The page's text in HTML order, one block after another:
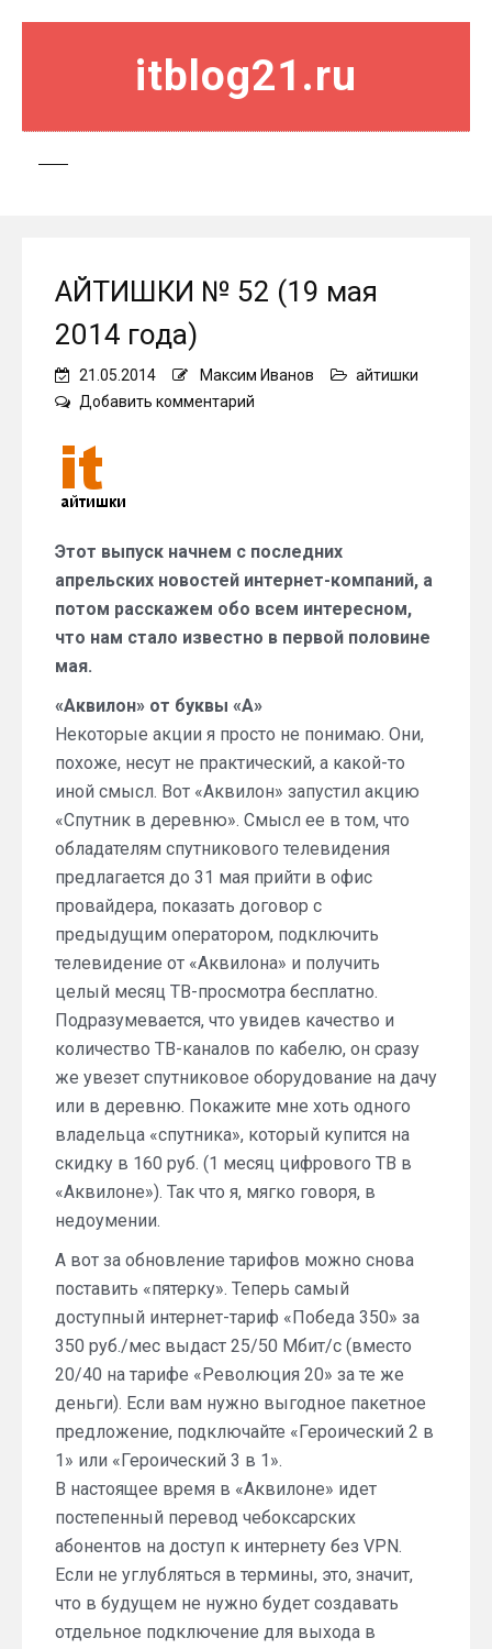
itblog21.ru
АЙТИШКИ № 52 (19 мая
2014 года)
21.05.2014 Максим Иванов
айтишки
Добавить комментарий
года)
Этот выпуск начнем с последних
апрельских новостей интернет-компаний, а
потом расскажем обо всем интересном,
что нам стало известно в первой половине
мая.
«Аквилон» от буквы «А»
Некоторые акции я просто не понимаю. Они,
похоже, несут не практический, а какой-то
иной смысл. Вот «Аквилон» запустил акцию
«Спутник в деревню». Смысл ее в том, что
обладателям спутникового телевидения
предлагается до 31 мая прийти в офис
провайдера, показать договор с
предыдущим оператором, подключить
телевидение от «Аквилона» и получить
целый месяц ТВ-просмотра бесплатно.
Подразумевается, что увидев качество и
количество ТВ-каналов по кабелю, он сразу
же увезет спутниковое оборудование на дачу
или в деревню. Покажите мне хоть одного
владельца «спутника», который купится на
скидку в 160 руб. (1 месяц цифрового ТВ в
«Аквилоне»). Так что я, мягко говоря, в
недоумении.
А вот за обновление тарифов можно снова
поставить «пятерку». Теперь самый
доступный интернет-тариф «Победа 350» за
350 руб./мес выдаст 25/50 Мбит/с (вместо
20/40 на тарифе «Революция 20» за те же
деньги). Если вам нужно выгодное пакетное
предложение, подключайте «Героический 2 в
1» или «Героический 3 в 1».
В настоящее время в «Аквилоне» идет
постепенный перевод чебоксарских
абонентов на доступ к интернету без VPN.
Если не углубляться в термины, это, значит,
что в будущем не нужно будет создавать
отдельное подключение для выхода в